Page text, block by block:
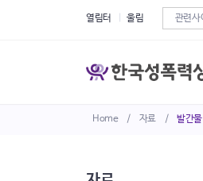
Home / 자료 / 발간물
열림터 울림